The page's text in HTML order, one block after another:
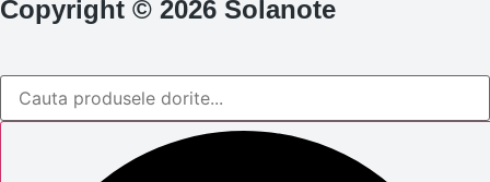
Copyright © 2026 Solanote